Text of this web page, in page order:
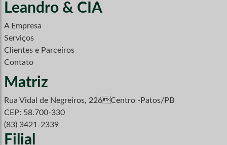
Leandro & CIA
A Empresa
Serviços
Clientes e Parceiros
Contato
Matriz
Rua Vidal de Negreiros, 226Centro -Patos/PB
CEP: 58.700-330
(83) 3421-2339
Filial